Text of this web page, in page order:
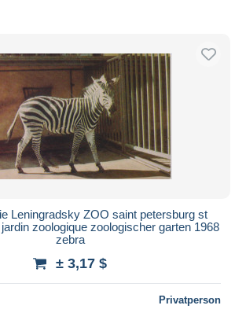
Leningradsky ZOO saint petersburg st
zoologique zoologischer garten 1968
zebra
± 3,17 $
Privatperson